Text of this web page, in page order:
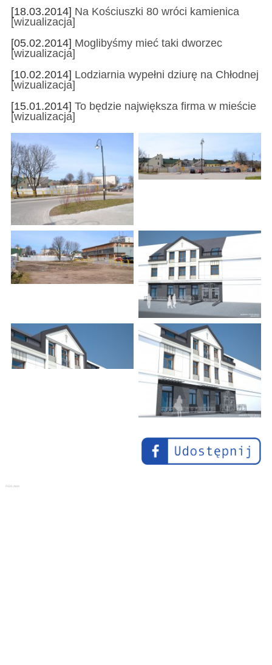
[18.03.2014] Na Kościuszki 80 wróci kamienica
[wizualizacja]
[05.02.2014] Moglibyśmy mieć taki dworzec
[wizualizacja]
[10.02.2014] Lodziarnia wypełni dziurę na Chłodnej
[wizualizacja]
[15.01.2014] To będzie największa firma w mieście
[wizualizacja]